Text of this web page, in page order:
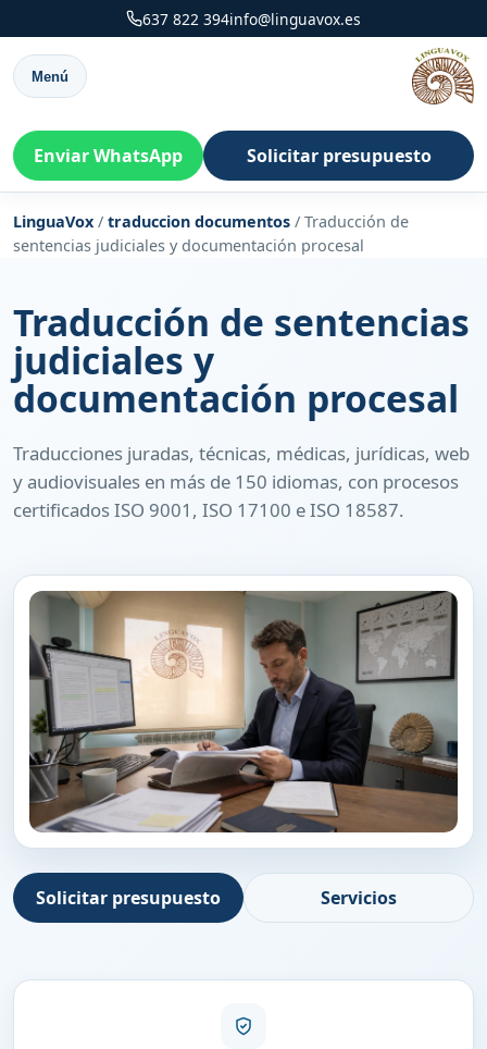
637 822 394info@linguavox.es
Menú
Enviar WhatsApp Solicitar presupuesto
LinguaVox / traduccion documentos / Traducción de
sentencias judiciales y documentación procesal
Traducción de sentencias
judiciales y
documentación procesal
Traducciones juradas, técnicas, médicas, jurídicas, web
y audiovisuales en más de 150 idiomas, con procesos
certificados ISO 9001, ISO 17100 e ISO 18587.
Solicitar presupuesto Servicios